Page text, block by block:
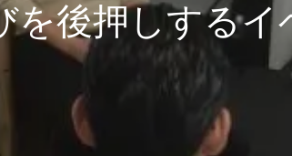
を後押しするイ